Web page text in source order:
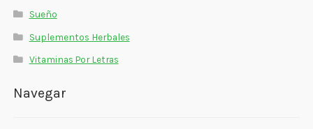
Sueño
Suplementos Herbales
Vitaminas Por Letras
Navegar